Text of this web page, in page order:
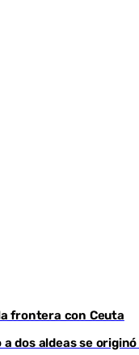
frontera con Ceuta
a dos aldeas se